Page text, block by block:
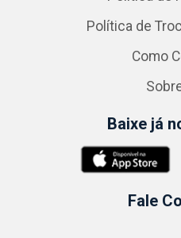
Política de
Como
Baixe já
Fale